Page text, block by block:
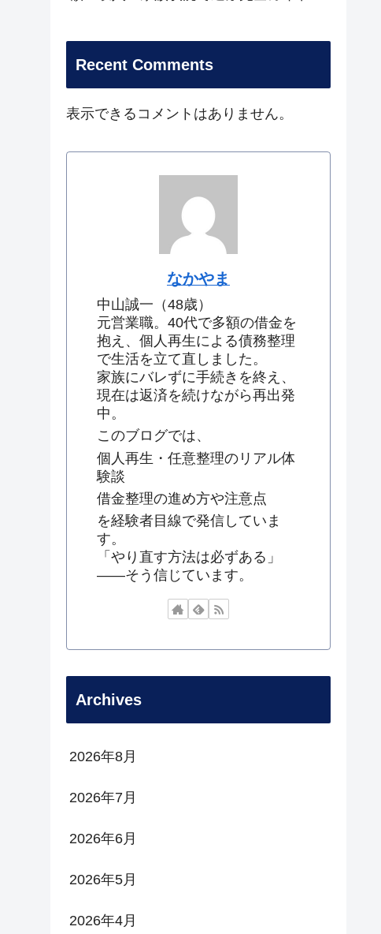
Recent Comments
表示できるコメントはありません。
なかやま
中山誠一（48歳）
元営業職。40代で多額の借金を
抱え、個人再生による債務整理
で生活を立て直しました。
家族にバレずに手続きを終え、
現在は返済を続けながら再出発
中。
このブログでは、
個人再生・任意整理のリアル体
験談
借金整理の進め方や注意点
を経験者目線で発信していま
す。
「やり直す方法は必ずある」
——そう信じています。
Archives
2026年8月
2026年7月
2026年6月
2026年5月
2026年4月